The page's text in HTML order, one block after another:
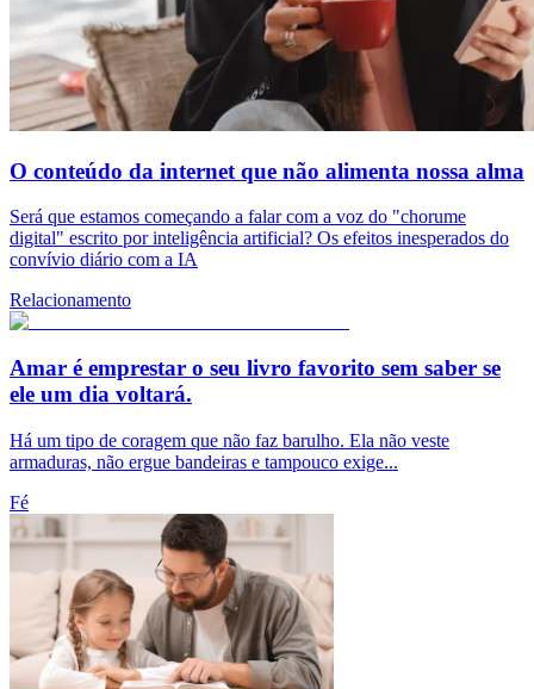
O conteúdo da internet que não alimenta nossa alma
Será que estamos começando a falar com a voz do "chorume
digital" escrito por inteligência artificial? Os efeitos inesperados do
convívio diário com a IA
Relacionamento
Amar é emprestar o seu livro favorito sem saber se
ele um dia voltará.
Há um tipo de coragem que não faz barulho. Ela não veste
armaduras, não ergue bandeiras e tampouco exige...
Fé